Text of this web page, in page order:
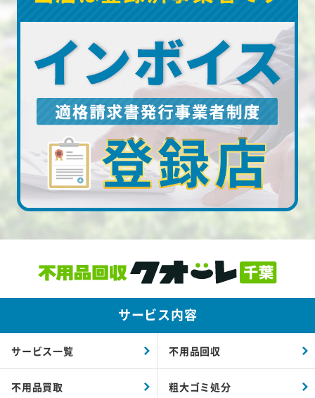
サービス内容
サービス一覧 不用品回収
不用品買取 粗大ゴミ処分